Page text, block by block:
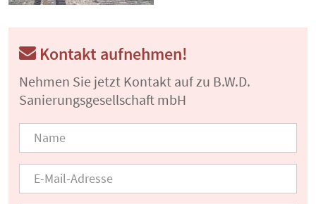
Kontakt aufnehmen!
Nehmen Sie jetzt Kontakt auf zu B.W.D.
Sanierungsgesellschaft mbH